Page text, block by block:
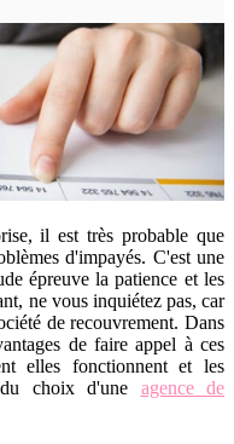
il est très probable que
d'impayés. C'est une
épreuve la patience et les
ne vous inquiétez pas, car
de recouvrement. Dans
de faire appel à ces
elles fonctionnent et les
choix d'une agence de